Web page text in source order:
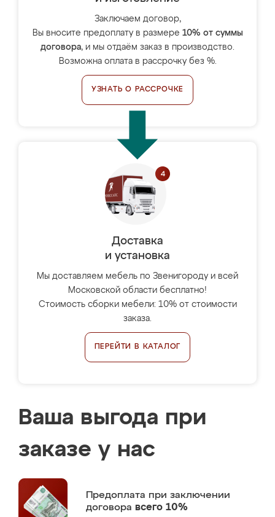
Заключаем договор,
Вы вносите предоплату в размере 10% от суммы
договора, и мы отдаём заказ в производство.
Возможна оплата в рассрочку без %.
УЗНАТЬ О РАССРОЧКЕ
Доставка
и установка
Мы доставляем мебель по Звенигороду и всей
Московской области бесплатно!
Стоимость сборки мебели: 10% от стоимости
заказа.
ПЕРЕЙТИ В КАТАЛОГ
Ваша выгода при
заказе у нас
Предоплата при заключении
договора всего 10%